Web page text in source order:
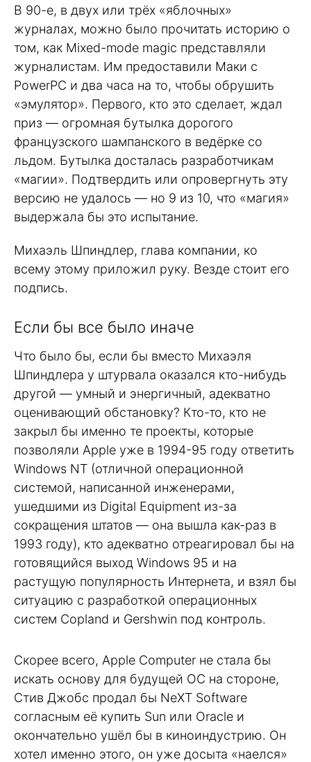
В 90-е, в двух или трёх «яблочных»
журналах, можно было прочитать историю о
том, как Mixed-mode magic представляли
журналистам. Им предоставили Маки с
PowerPC и два часа на то, чтобы обрушить
«эмулятор». Первого, кто это сделает, ждал
приз — огромная бутылка дорогого
французского шампанского в ведёрке со
льдом. Бутылка досталась разработчикам
«магии». Подтвердить или опровергнуть эту
версию не удалось — но 9 из 10, что «магия»
выдержала бы это испытание.
Михаэль Шпиндлер, глава компании, ко
всему этому приложил руку. Везде стоит его
подпись.
Если бы все было иначе
Что было бы, если бы вместо Михаэля
Шпиндлера у штурвала оказался кто-нибудь
другой — умный и энергичный, адекватно
оценивающий обстановку? Кто-то, кто не
закрыл бы именно те проекты, которые
позволяли Apple уже в 1994-95 году ответить
Windows NT (отличной операционной
системой, написанной инженерами,
ушедшими из Digital Equipment из-за
сокращения штатов — она вышла как-раз в
1993 году), кто адекватно отреагировал бы на
готовящийся выход Windows 95 и на
растущую популярность Интернета, и взял бы
ситуацию с разработкой операционных
систем Copland и Gershwin под контроль.
Скорее всего, Apple Computer не стала бы
искать основу для будущей ОС на стороне,
Стив Джобс продал бы NeXT Software
согласным её купить Sun или Oracle и
окончательно ушёл бы в киноиндустрию. Он
хотел именно этого, он уже досыта «наелся»